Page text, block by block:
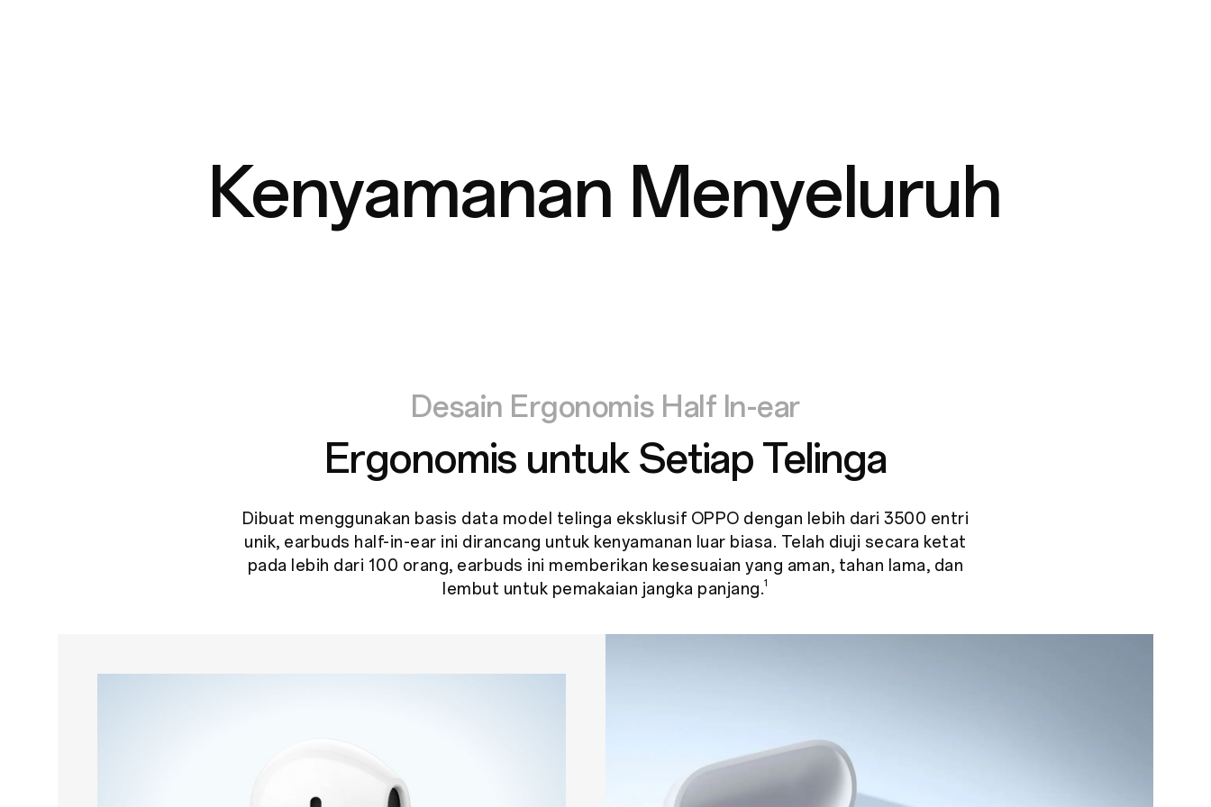
Kenyamanan Menyeluruh
Desain Ergonomis Half In-ear
Ergonomis untuk Setiap Telinga
Dibuat menggunakan basis data model telinga eksklusif OPPO dengan lebih dari 3500 entri
unik, earbuds half-in-ear ini dirancang untuk kenyamanan luar biasa. Telah diuji secara ketat
pada lebih dari 100 orang, earbuds ini memberikan kesesuaian yang aman, tahan lama, dan
lembut untuk pemakaian jangka panjang.1